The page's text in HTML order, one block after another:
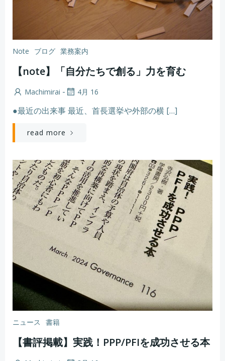
Note ブログ 業務案内
【note】「自分たちで創る」力を育む
Machimirai - 4月 16
●最近の出来事 最近、首長選挙や外部の横 […]
read more
ニュース 書籍
【書評掲載】実践！PPP/PFIを成功させる本